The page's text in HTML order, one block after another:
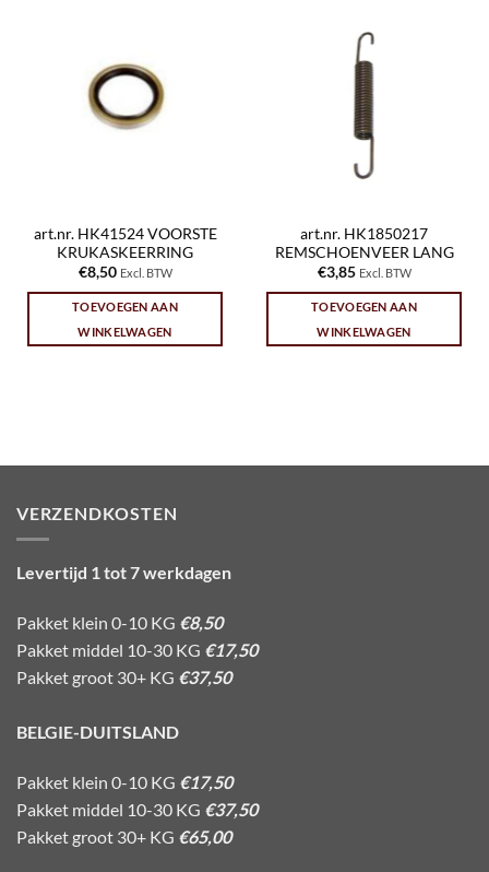
art.nr. HK41524 VOORSTE
KRUKASKEERRING
€8,50 Excl. BTW
TOEVOEGEN AAN
WINKELWAGEN
art.nr. HK1850217
REMSCHOENVEER LANG
€3,85 Excl. BTW
TOEVOEGEN AAN
WINKELWAGEN
VERZENDKOSTEN
Levertijd 1 tot 7 werkdagen
Pakket klein 0-10 KG €8,50
Pakket middel 10-30 KG €17,50
Pakket groot 30+ KG €37,50
BELGIE-DUITSLAND
Pakket klein 0-10 KG €17,50
Pakket middel 10-30 KG €37,50
Pakket groot 30+ KG €65,00